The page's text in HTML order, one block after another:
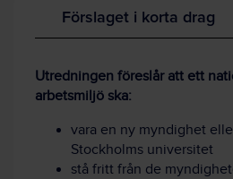
Förslaget i korta drag
Utredningen föreslår att ett
arbetsmiljö ska:
vara en ny myndighet
Stockholms universitet
stå fritt från de